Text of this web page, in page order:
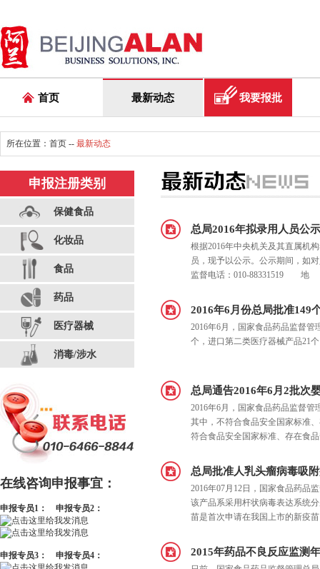
首页 最新动态 我要报批
所在位置： 首页 -- 最新动态
申报注册类别
保健食品
化妆品
食品
药品
医疗器械
消毒/涉水
在线咨询申报事宜：
申报专员1： 申报专员2：
申报专员3： 申报专员4：
总局2016年拟录用人员公
根据2016年中央机关及其直属机
员，现予以公示。公示期间，
监督电话：010-88331519 地
2016年6月份总局批准149
2016年6月，国家食品药品监督
个，进口第二类医疗器械产品
总局通告2016年6月2批次
2016年6月，国家食品药品监督
其中，不符合食品安全国家标准
符合食品安全国家标准、存在食
总局批准人乳头瘤病毒吸
2016年07月12日，国家食品药品
该产品系采用杆状病毒表达系统
苗是首次申请在我国上市的新疫
2015年药品不良反应监测